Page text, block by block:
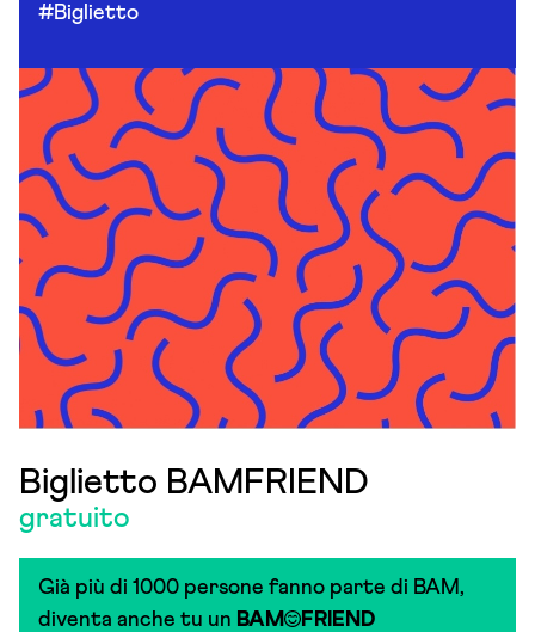
#Biglietto
Biglietto BAMFRIEND
gratuito
Già più di 1000 persone fanno parte di BAM,
diventa anche tu un BAM FRIEND